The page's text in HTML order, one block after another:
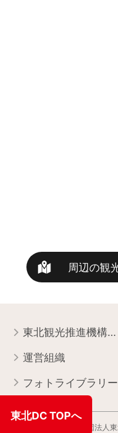
周辺の観
東北観光推進機構について
運営組織
フォトライブラリー
Copyright © 一般社団法人
東北DC TOPへ